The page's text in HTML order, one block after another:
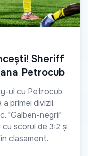
Sheriff
Petrocub
ul cu Petrocub
primei divizii
"Galben-negrii"
scorul de 3:2 și
clasament.